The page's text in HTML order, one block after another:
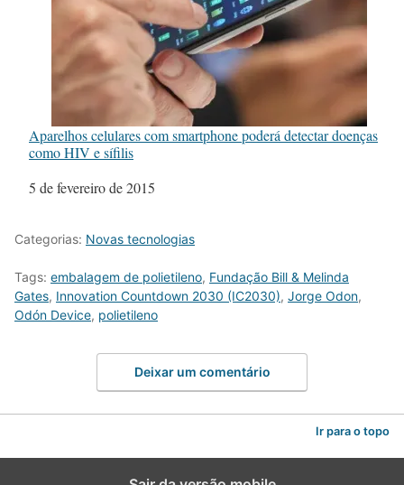
Aparelhos celulares com smartphone poderá detectar doenças
como HIV e sífilis
Data
5 de fevereiro de 2015
Categorias: Novas tecnologias
Tags: embalagem de polietileno, Fundação Bill & Melinda
Gates, Innovation Countdown 2030 (IC2030), Jorge Odon,
Odón Device, polietileno
Deixar um comentário
Ir para o topo